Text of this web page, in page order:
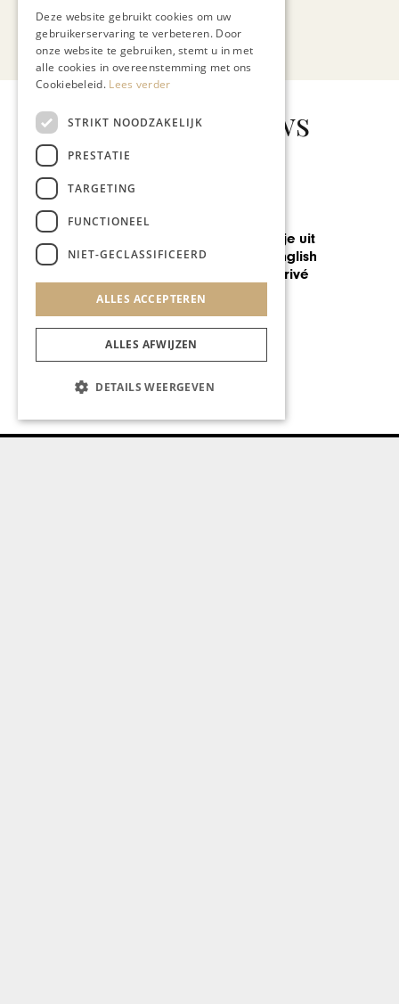
Bekijk alle artikelen
Gerelateerd nieuws
Populariteit Crossing
Borders neemt nog altijd toe
Deze website gebruikt cookies om uw
gebruikerservaring te verbeteren. Door
onze website te gebruiken, stemt u in met
alle cookies in overeenstemming met ons
Cookiebeleid. Lees verder
STRIKT NOODZAKELIJK
PRESTATIE
TARGETING
FUNCTIONEEL
NIET-GECLASSIFICEERD
ALLES ACCEPTEREN
ALLES AFWIJZEN
DETAILS WEERGEVEN